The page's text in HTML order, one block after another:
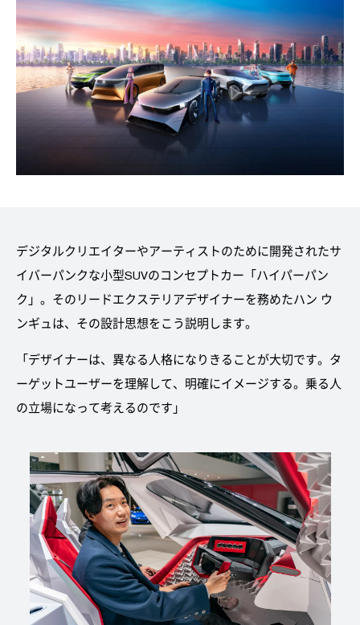
デジタルクリエイターやアーティストのために開発されたサ
イバーパンクな小型SUVのコンセプトカー「ハイパーパン
ク」。そのリードエクステリアデザイナーを務めたハン ウ
ンギュは、その設計思想をこう説明します。
「デザイナーは、異なる人格になりきることが大切です。タ
ーゲットユーザーを理解して、明確にイメージする。乗る人
の立場になって考えるのです」